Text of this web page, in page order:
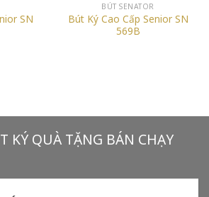
SN
BÚT SENATOR
Bút Ký Cao Cấp Senior SN
569B
KÝ QUÀ TẶNG BÁN CHẠY